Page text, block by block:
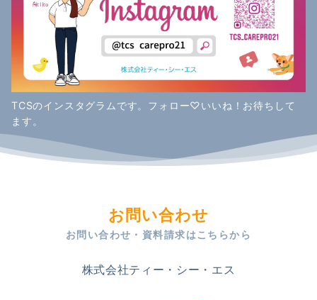
TCSのインスタグラムです。フォロー♡いいね！お待ちして
ます。
お問い合わせ
お問い合わせ・資料請求はこちらから
株式会社ティー・シー・エス